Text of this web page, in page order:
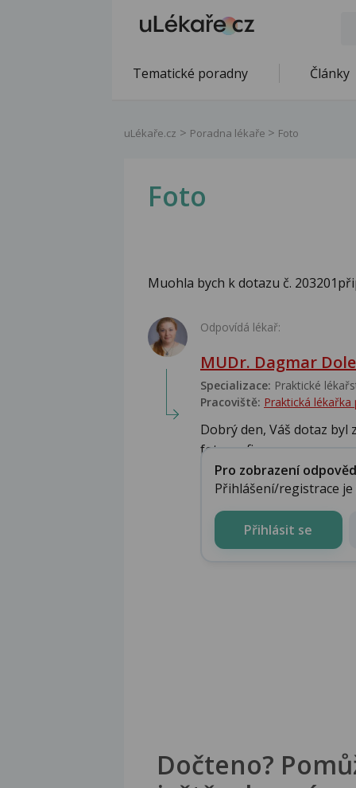
Tematické poradny Články
uLékaře.cz Poradna lékaře Foto
Foto
Muohla bych k dotazu č.
Odpovídá lékař:
MUDr. Dagmar
Specializace: Praktické
Pracoviště: Praktická
Dobrý den, Váš dotaz byl
fotografie...............................
Pro zobrazení
Přihlášení/registrace
Přihlásit se
Dočteno?